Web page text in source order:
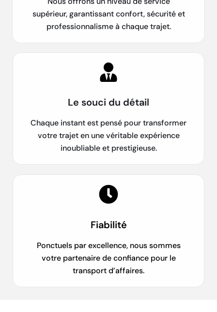
supérieur, garantissant confort, sécurité et
professionnalisme à chaque trajet.
Le souci du détail
Chaque instant est pensé pour transformer
votre trajet en une véritable expérience
inoubliable et prestigieuse.
Fiabilité
Ponctuels par excellence, nous sommes
votre partenaire de confiance pour le
transport d’affaires.